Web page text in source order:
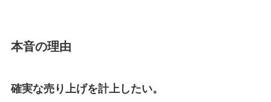
本音の理由
確実な売り上げを計上したい。